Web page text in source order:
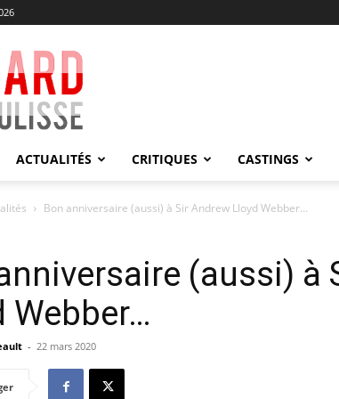
Regard
en
Coulisse
ACTUALITÉS CRITIQUES CASTINGS
Bon anniversaire (aussi) à Sir Andrew Lloyd Webber…
(aussi) à
Webber…
- 22 mars 2020